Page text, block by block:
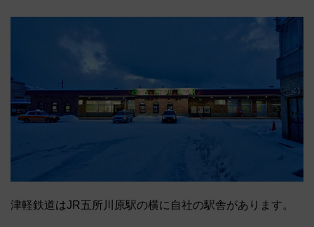
津軽鉄道はJR五所川原駅の横に自社の駅舎があります。